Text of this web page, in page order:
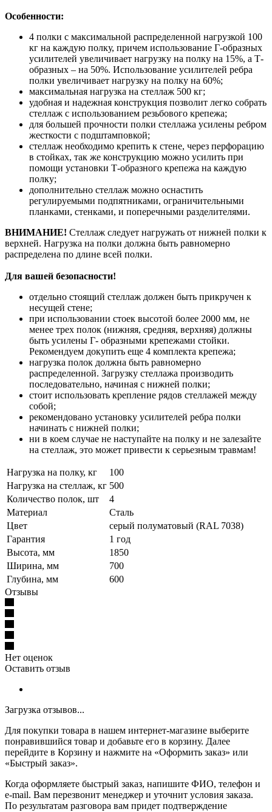
Особенности:
4 полки с максимальной распределенной нагрузкой 100
кг на каждую полку, причем использование Г-образных
усилителей увеличивает нагрузку на полку на 15%, а Т-
образных – на 50%. Использование усилителей ребра
полки увеличивает нагрузку на полку на 60%;
максимальная нагрузка на стеллаж 500 кг;
удобная и надежная конструкция позволит легко собрать
стеллаж с использованием резьбового крепежа;
для большей прочности полки стеллажа усилены ребром
жесткости с подштамповкой;
стеллаж необходимо крепить к стене, через перфорацию
в стойках, так же конструкцию можно усилить при
помощи установки Т-образного крепежа на каждую
полку;
дополнительно стеллаж можно оснастить
регулируемыми подпятниками, ограничительными
планками, стенками, и поперечными разделителями.
ВНИМАНИЕ! Стеллаж следует нагружать от нижней полки к
верхней. Нагрузка на полки должна быть равномерно
распределена по длине всей полки.
Для вашей безопасности!
отдельно стоящий стеллаж должен быть прикручен к
несущей стене;
при использовании стоек высотой более 2000 мм, не
менее трех полок (нижняя, средняя, верхняя) должны
быть усилены Г- образными крепежами стойки.
Рекомендуем докупить еще 4 комплекта крепежа;
нагрузка полок должна быть равномерно
распределенной. Загрузку стеллажа производить
последовательно, начиная с нижней полки;
стоит использовать крепление рядов стеллажей между
собой;
рекомендовано установку усилителей ребра полки
начинать с нижней полки;
ни в коем случае не наступайте на полку и не залезайте
на стеллаж, это может привести к серьезным травмам!
Нагрузка на полку, кг
100
Нагрузка на стеллаж, кг 500
Количество полок, шт
4
Материал
Сталь
Цвет
серый полуматовый (RAL 7038)
Гарантия
1 год
Высота, мм
1850
Ширина, мм
700
Глубина, мм
600
Отзывы
Нет оценок
Оставить отзыв
Загрузка отзывов...
Для покупки товара в нашем интернет-магазине выберите
понравившийся товар и добавьте его в корзину. Далее
перейдите в Корзину и нажмите на «Оформить заказ» или
«Быстрый заказ».
Когда оформляете быстрый заказ, напишите ФИО, телефон и
e-mail. Вам перезвонит менеджер и уточнит условия заказа.
По результатам разговора вам придет подтверждение